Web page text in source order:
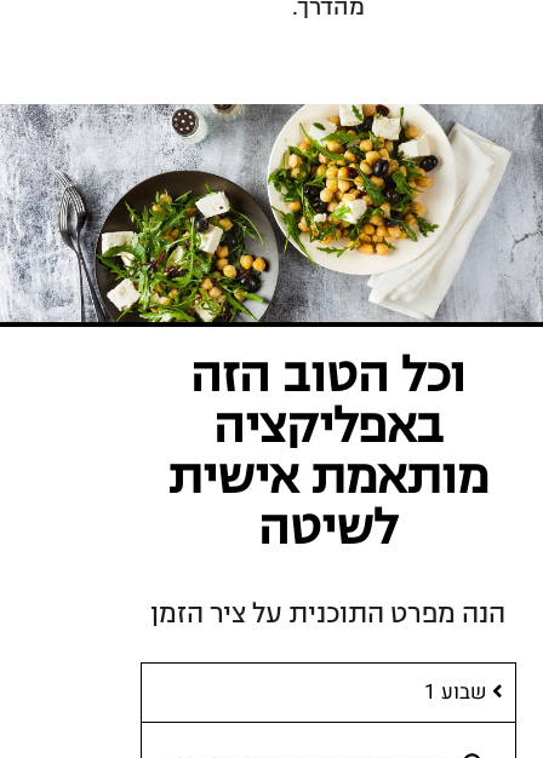
מהדרך.
וכל הטוב הזה
באפליקציה
מותאמת אישית
לשיטה
הנה מפרט התוכנית על ציר הזמן
שבוע 1